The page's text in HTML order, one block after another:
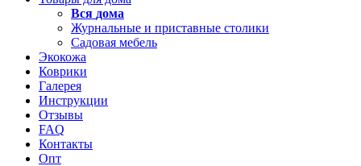
Вся дома
Журнальные и приставные столики
Садовая мебель
Экокожа
Коврики
Галерея
Инструкции
Отзывы
FAQ
Контакты
Опт